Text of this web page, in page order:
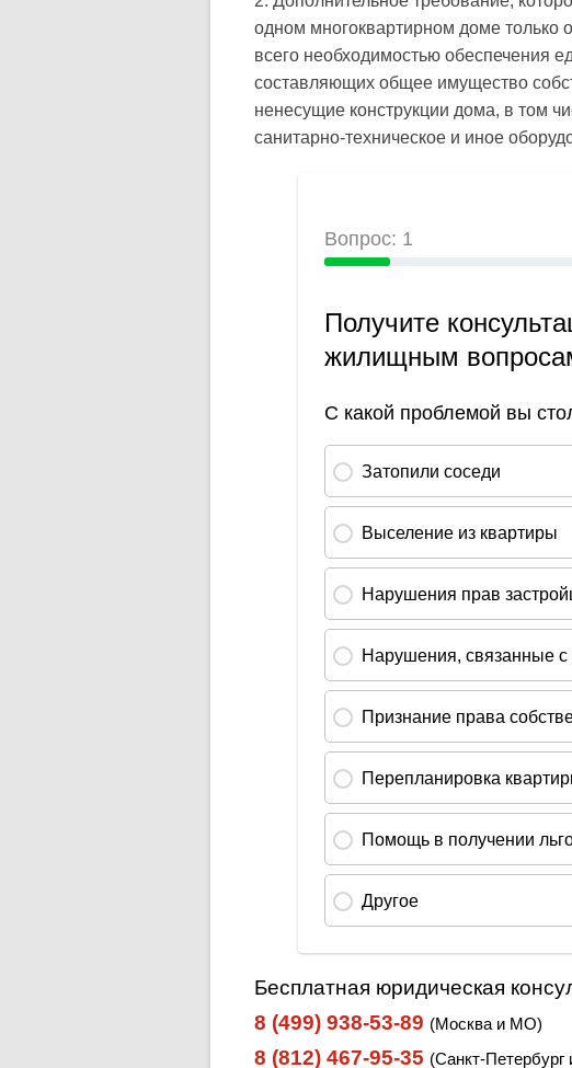
одном многоквартирном доме только
всего необходимостью обеспечения
составляющих общее имущество
ненесущие конструкции дома, в том
санитарно-техническое и иное
Бесплатная юридическая
8 (499) 938-53-89 (Москва и МО)
8 (812) 467-95-35 (Санкт-